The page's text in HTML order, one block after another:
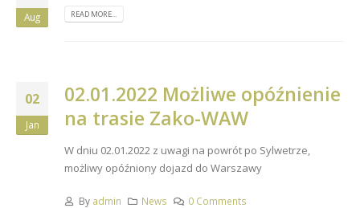
Aug READ MORE...
02
Jan
02.01.2022 Możliwe opóźnienie
na trasie Zako-WAW
W dniu 02.01.2022 z uwagi na powrót po Sylwetrze,
możliwy opóźniony dojazd do Warszawy
By admin News 0 Comments